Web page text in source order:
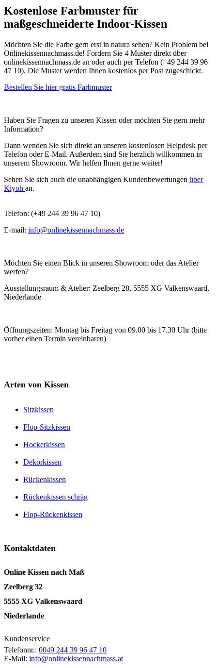
Kostenlose Farbmuster für
maßgeschneiderte Indoor-Kissen
Möchten Sie die Farbe gern erst in natura sehen? Kein Problem bei
Onlinekissennachmass.de! Fordern Sie 4 Muster direkt über
onlinekissennachmass.de an oder auch per Telefon (+49 244 39 96
47 10). Die Muster werden Ihnen kostenlos per Post zugeschickt.
Bestellen Sie hier gratis Farbmuster
Haben Sie Fragen zu unseren Kissen oder möchten Sie gern mehr
Information?
Dann wenden Sie sich direkt an unseren kostenlosen Helpdesk per
Telefon oder E-Mail. Außerdem sind Sie herzlich willkommen in
unserem Showroom. Wir helfen Ihnen gerne weiter!
Sehen Sie sich auch die unabhängigen Kundenbewertungen über
Kiyoh an.
Telefon: (+49 244 39 96 47 10)
E-mail: info@onlinekissennachmass.de
Möchten Sie einen Blick in unseren Showroom oder das Atelier
werfen?
Ausstellungsraum & Atelier: Zeelberg 28, 5555 XG Valkenswaard,
Niederlande
Öffnungszeiten: Montag bis Freitag von 09.00 bis 17.30 Uhr (bitte
vorher einen Termin vereinbaren)
Arten von Kissen
Sitzkissen
Flop-Sitzkissen
Hockerkissen
Dekorkissen
Rückenkissen
Rückenkissen schräg
Flop-Rückenkissen
Kontaktdaten
Online Kissen nach Maß
Zeelberg 32
5555 XG Valkenswaard
Niederlande
Kundenservice
Telefonnr.: 0049 244 39 96 47 10
E-Mail: info@onlinekissennachmass.at